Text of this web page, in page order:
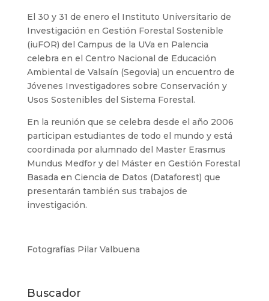
El 30 y 31 de enero el Instituto Universitario de
Investigación en Gestión Forestal Sostenible
(iuFOR) del Campus de la UVa en Palencia
celebra en el Centro Nacional de Educación
Ambiental de Valsaín (Segovia) un encuentro de
Jóvenes Investigadores sobre Conservación y
Usos Sostenibles del Sistema Forestal.
En la reunión que se celebra desde el año 2006
participan estudiantes de todo el mundo y está
coordinada por alumnado del Master Erasmus
Mundus Medfor y del Máster en Gestión Forestal
Basada en Ciencia de Datos (Dataforest) que
presentarán también sus trabajos de
investigación.
Fotografías Pilar Valbuena
Buscador